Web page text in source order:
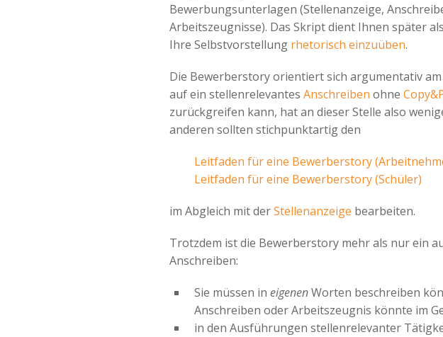
Bewerbungsunterlagen (Stellenanzeige,
Arbeitszeugnisse). Das Skript dient Ihnen später
Ihre Selbstvorstellung rhetorisch einzuüben.
Die Bewerberstory orientiert sich argumentativ
auf ein stellenrelevantes Anschreiben ohne
zurückgreifen kann, hat an dieser Stelle also
anderen sollten stichpunktartig den
Leitfaden für eine Bewerberstory
Leitfaden für eine Bewerberstory (Schüler)
im Abgleich mit derStellenanzeige bearbeiten.
Trotzdem ist die Bewerberstory mehr als nur ein
Anschreiben:
Sie müssen in eigenenWorten beschreiben
Anschreiben oder Arbeitszeugnis könnte im
in den Ausführungen stellenrelevanter